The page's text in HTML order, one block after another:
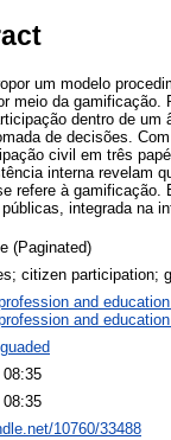
um modelo
meio da
dentro de
de decisões.
civil em três
interna revelam
refere à
integrada na
(Paginated)
citizen participation;
and
and
10760/33488